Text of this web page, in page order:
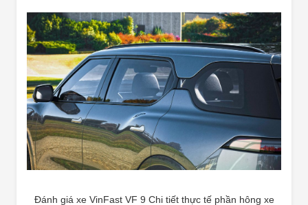
Đánh giá xe VinFast VF 9 Chi tiết thực tế phần hông xe